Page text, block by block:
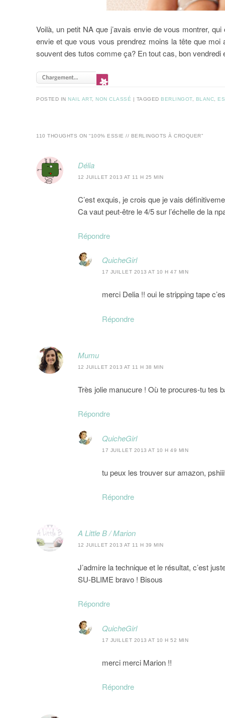
Voilà, un petit NA que j’avais envie de vous montrer,
envie et que vous vous prendrez moins la tête que
souvent des tutos comme ça? En tout cas, bon
POSTED IN NAIL ART, NON CLASSÉ | TAGGED BERLINGOT, BLANC,
110 THOUGHTS ON “100% ESSIE // BERLINGOTS À CROQUER”
Délia
12 JUILLET 2013 AT 11 H 25 MIN
C’est exquis, je crois que je vais
Ca vaut peut-être le 4/5 sur l’échelle de la
Répondre
QuicheGirl
17 JUILLET 2013 AT 10 H 47 MIN
merci Delia !! oui le stripping tape
Répondre
Mumu
12 JUILLET 2013 AT 11 H 38 MIN
Très jolie manucure ! Où te procures-tu tes
Répondre
QuicheGirl
17 JUILLET 2013 AT 10 H 49 MIN
tu peux les trouver sur amazon,
Répondre
A Little B / Marion
12 JUILLET 2013 AT 11 H 39 MIN
J’admire la technique et le résultat, c’est
SU-BLIME bravo ! Bisous
Répondre
QuicheGirl
17 JUILLET 2013 AT 10 H 52 MIN
merci merci Marion !!
Répondre